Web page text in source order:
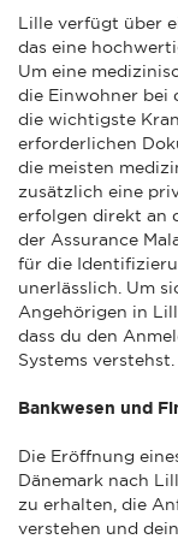
Lille verfügt über
das eine
Um eine
die Einwohner bei
die wichtigste
erforderlichen
die meisten
zusätzlich eine
erfolgen direkt an
der Assurance
für die
unerlässlich. Um
Angehörigen in
dass du den
Systems verstehst.
Bankwesen und
Die Eröffnung
Dänemark nach
zu erhalten, die
verstehen und